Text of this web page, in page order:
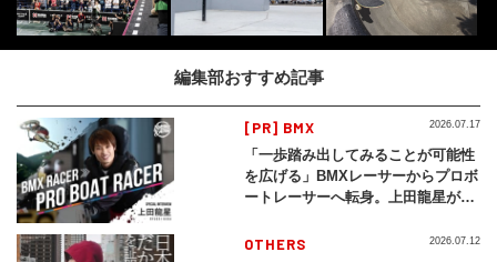
編集部おすすめ記事
[PR] BMX
「一歩踏み出してみることが可能性
を広げる」BMXレーサーからプロボ
ートレーサーへ転身。上田龍星が体
2026.07.17
OTHERS 2026.07.12